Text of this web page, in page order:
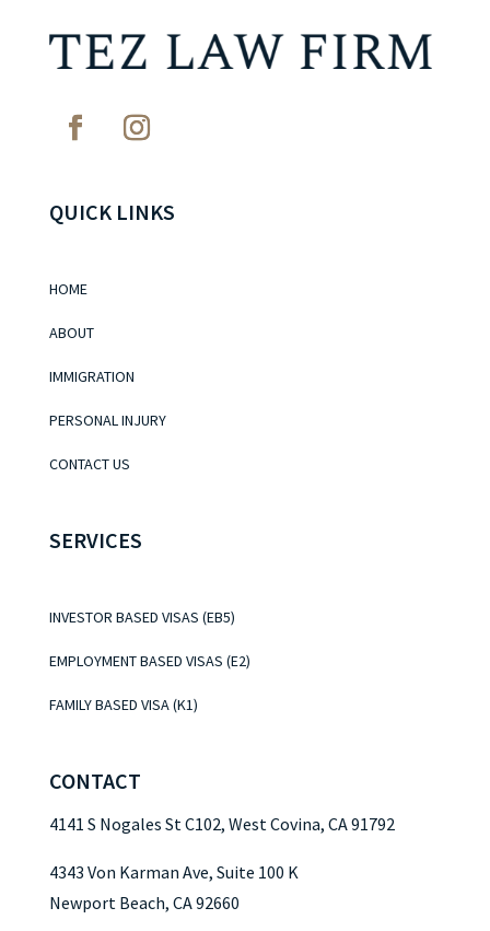
QUICK LINKS
HOME
ABOUT
IMMIGRATION
PERSONAL INJURY
CONTACT US
SERVICES
INVESTOR BASED VISAS (EB5)
EMPLOYMENT BASED VISAS (E2)
FAMILY BASED VISA (K1)
CONTACT
4141 S Nogales St C102, West Covina, CA 91792
4343 Von Karman Ave, Suite 100 K
Newport Beach, CA 92660